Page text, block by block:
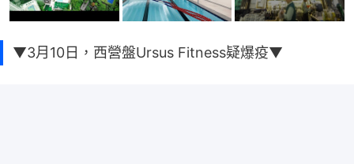
▼3月10日，西營盤Ursus Fitness疑爆疫▼